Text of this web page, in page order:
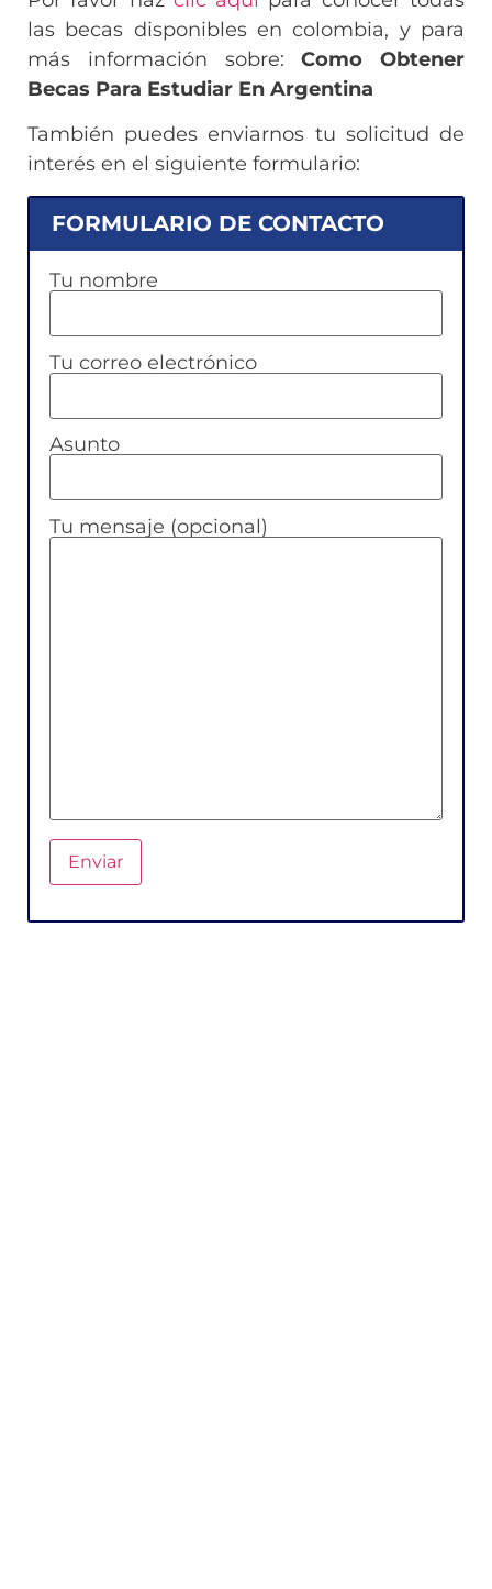
las becas disponibles en colombia, y para
más información sobre:Como Obtener
Becas Para Estudiar En Argentina
También puedes enviarnos tu solicitud de
interés en el siguiente formulario:
FORMULARIO DE CONTACTO
Tu nombre
Tu correo electrónico
Asunto
Tu mensaje (opcional)